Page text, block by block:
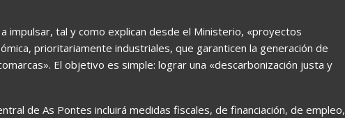
impulsar, tal y como explican desde el Ministerio, «proyectos
prioritariamente industriales, que garanticen la generación de
El objetivo es simple: lograr una «descarbonización justa y
de As Pontes incluirá medidas fiscales, de financiación, de empleo,